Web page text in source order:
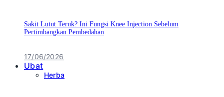
Sakit Lutut Teruk? Ini Fungsi Knee Injection Sebelum
Pertimbangkan Pembedahan
17/06/2026
Ubat
Herba